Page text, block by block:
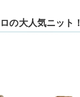
の大人気ニット！